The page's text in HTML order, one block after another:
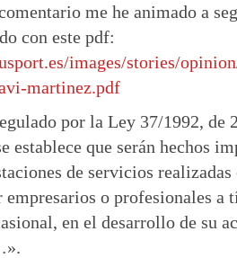
me he animado a
con este pdf:
images/stories/
martinez.pdf
por la Ley 37/1992, de
establece que serán hechos
de servicios
empresarios o profesionales a
en el desarrollo de su